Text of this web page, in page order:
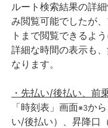
ルート検索結果の詳
み閲覧可能でしたが
トまで閲覧できるよ
詳細な時間の表示も
なります。
・先払い/後払い、前
「時刻表」画面※3か
い/後払い）、昇降口